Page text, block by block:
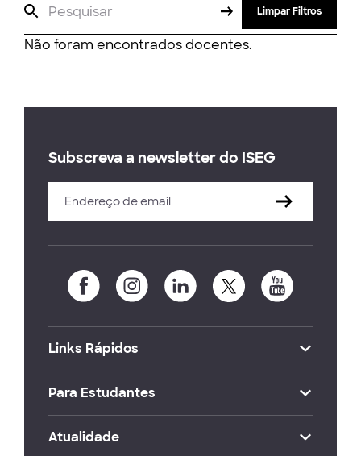
Limpar Filtros
Não foram encontrados docentes.
Subscreva a newsletter do ISEG
Links Rápidos
Para Estudantes
Atualidade